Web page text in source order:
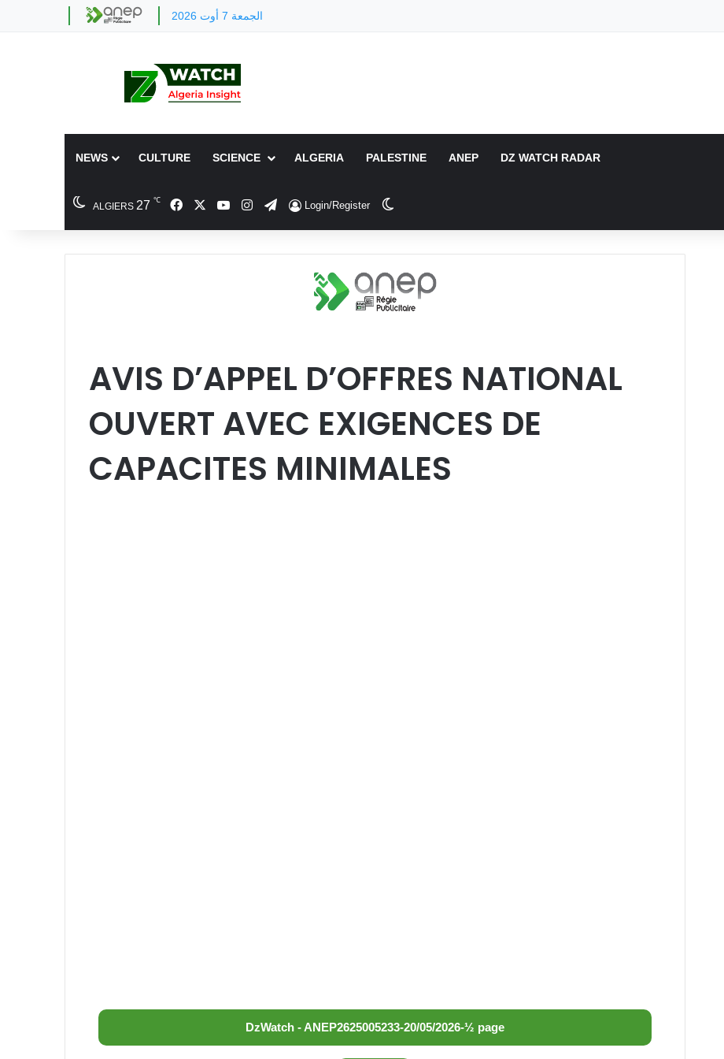
الجمعة 7 أوت 2026
NEWS CULTURE SCIENCE ALGERIA PALESTINE ANEP DZ WATCH RADAR
ALGIERS 27 ℃ FacebookYouTubeInstagram
TelegramLogin/Register
AVIS D’APPEL D’OFFRES NATIONAL
OUVERT AVEC EXIGENCES DE
CAPACITES MINIMALES
DzWatch - ANEP2625005233-20/05/2026-½ page